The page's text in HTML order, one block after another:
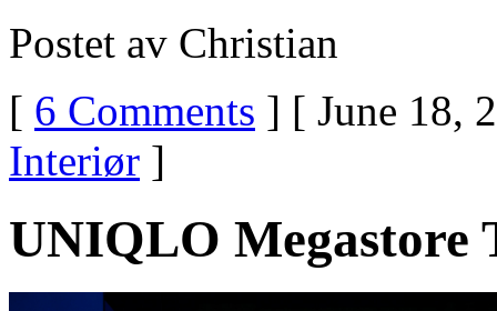
Postet av Christian
[ 6 Comments ] [ June 18,
Interiør ]
UNIQLO Megastore